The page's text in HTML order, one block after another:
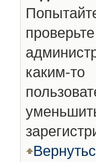
каким-